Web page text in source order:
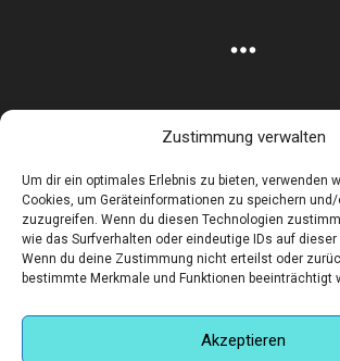
Zustimmung verwalten
Um dir ein optimales Erlebnis zu bieten, verwenden
Cookies, um Geräteinformationen zu speichern
zuzugreifen. Wenn du diesen Technologien
wie das Surfverhalten oder eindeutige IDs auf dieser
Wenn du deine Zustimmung nicht erteilst oder
bestimmte Merkmale und Funktionen beeinträchtigt
Akzeptieren
Corneliusstr. 19, München, 80469, Germany
Telefon: +49 (0)89 552 985 72
Öffnungszeiten: Di. - FR. 11.00 –19.30 UHR ·
UHR
Impressum
Datenschutz AGB
Hilfe &
Finden Sie eine